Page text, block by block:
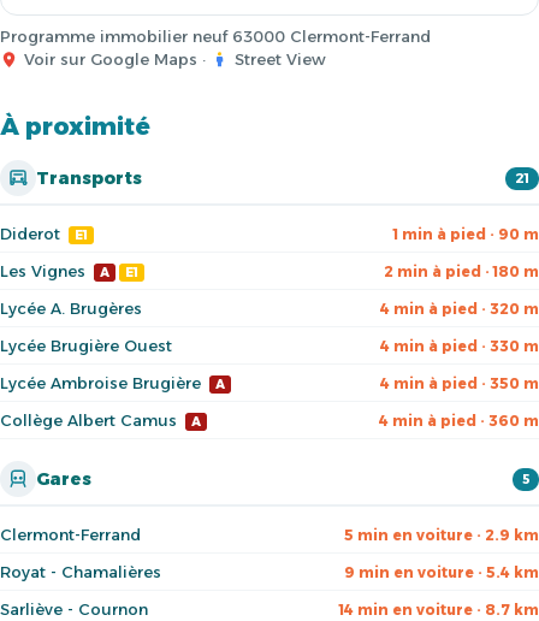
Programme immobilier neuf 63000 Clermont-Ferrand
Voir sur Google Maps · Street View
À proximité
Transports 21
Diderot E1 1 min à pied · 90 m
Les Vignes A E1 2 min à pied · 180 m
Lycée A. Brugères 4 min à pied · 320 m
Lycée Brugière Ouest 4 min à pied · 330 m
Lycée Ambroise Brugière A 4 min à pied · 350 m
Collège Albert Camus A 4 min à pied · 360 m
Gares 5
Clermont-Ferrand 5 min en voiture · 2.9 km
Royat - Chamalières 9 min en voiture · 5.4 km
Sarliève - Cournon 14 min en voiture · 8.7 km